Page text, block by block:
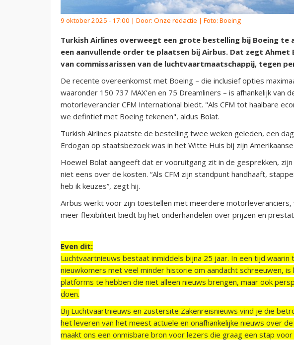
9 oktober 2025 - 17:00 | Door: Onze redactie | Foto: Boeing
Turkish Airlines overweegt een grote bestelling bij Boeing te
een aanvullende order te plaatsen bij Airbus. Dat zegt
van commissarissen van de luchtvaartmaatschappij, tegen
De recente overeenkomst met Boeing – die inclusief opties
waaronder 150 737 MAX’en en 75 Dreamliners – is afhankelijk van
motorleverancier CFM International biedt. "Als CFM tot haalbare
we defintief met Boeing tekenen", aldus Bolat.
Turkish Airlines plaatste de bestelling twee weken geleden, een
Erdogan op staatsbezoek was in het Witte Huis bij zijn
Hoewel Bolat aangeeft dat er vooruitgang zit in de gesprekken, zijn
niet eens over de kosten. “Als CFM zijn standpunt handhaaft,
heb ik keuzes”, zegt hij.
Airbus werkt voor zijn toestellen met meerdere motorleveranciers,
meer flexibiliteit biedt bij het onderhandelen over prijzen en
Even dit:
Luchtvaartnieuws bestaat inmiddels bijna 25 jaar. In een tijd
nieuwkomers met veel minder historie om aandacht schreeuwen,
platforms te hebben die niet alleen nieuws brengen, maar ook
doen.
Bij Luchtvaartnieuws en zustersite Zakenreisnieuws vind je die
het leveren van het meest actuele en onafhankelijke nieuws over
maakt ons een onmisbare bron voor lezers die graag een stap voor